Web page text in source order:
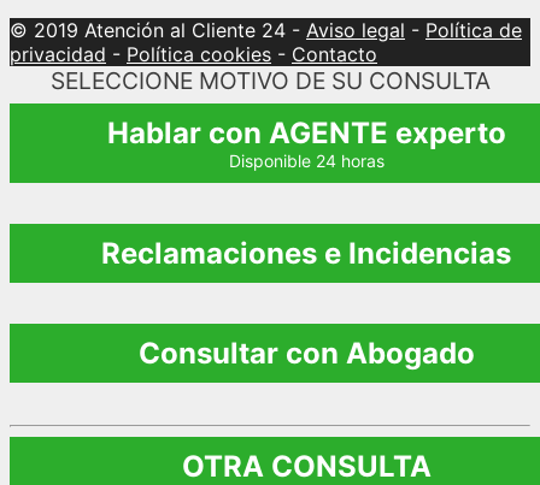
© 2019 Atención al Cliente 24 - Aviso legal - Política de
privacidad - Política cookies - Contacto
SELECCIONE MOTIVO DE SU CONSULTA
Hablar con AGENTE experto
Disponible 24 horas
Reclamaciones e Incidencias
Consultar con Abogado
OTRA CONSULTA